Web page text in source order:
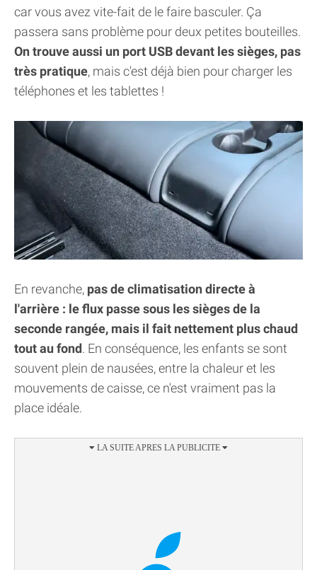
car vous avez vite-fait de le faire basculer. Ça
passera sans problème pour deux petites bouteilles.
On trouve aussi un port USB devant les sièges, pas
très pratique, mais c'est déjà bien pour charger les
téléphones et les tablettes !
En revanche, pas de climatisation directe à
l'arrière : le flux passe sous les sièges de la
seconde rangée, mais il fait nettement plus chaud
tout au fond. En conséquence, les enfants se sont
souvent plein de nausées, entre la chaleur et les
mouvements de caisse, ce n'est vraiment pas la
place idéale.